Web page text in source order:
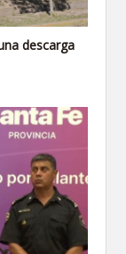
descarga